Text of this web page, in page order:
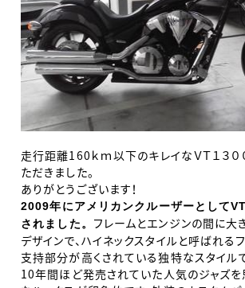
走行距離160ｋｍ以下のキレイなＶＴ１３０
ただきました。
ありがとうございます！
2009年にアメリカンクルーザーと して
されま した。 フレームとエンジンの間に
デザインで、ハイネックスタイルと呼ばれる
支持部分が高くされている独特なスタイル
10年間ほど発売されていた人気のジャズを